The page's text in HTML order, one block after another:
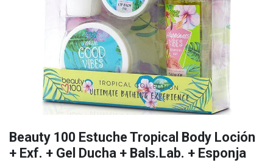
Beauty 100 Estuche Tropical Body Loción
+ Exf. + Gel Ducha + Bals.Lab. + Esponja